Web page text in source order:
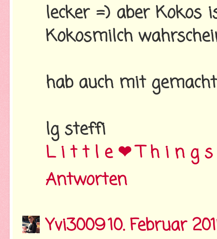
lecker =) aber Kokos
Kokosmilch
hab auch mit
lg steffi
L i t t l e ❤ T h i n g s
Antworten
Yvi300910. Februar